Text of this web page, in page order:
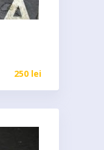
250 lei